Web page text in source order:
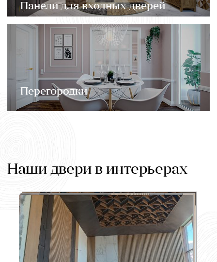
Панели для входных дверей
Перегородки
Наши двери в интерьерах